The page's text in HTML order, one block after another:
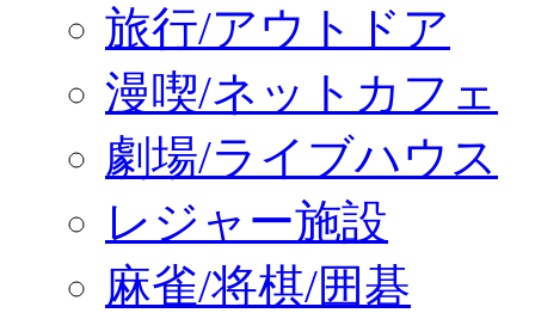
旅行/アウトドア
漫喫/ネットカフェ
劇場/ライブハウス
レジャー施設
麻雀/将棋/囲碁